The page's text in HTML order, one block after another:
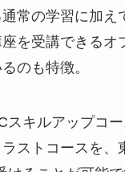
常の学習に加え
を受講できるオ
のも特徴。
スキルアップコ
ストコースを、